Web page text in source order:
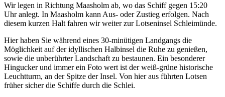
Wir legen in Richtung Maasholm ab, wo das Schiff gegen 15:20
Uhr anlegt. In Maasholm kann Aus- oder Zustieg erfolgen. Nach
diesem kurzen Halt fahren wir weiter zur Lotseninsel Schleimünde.
Hier haben Sie während eines 30-minütigen Landgangs die
Möglichkeit auf der idyllischen Halbinsel die Ruhe zu genießen,
sowie die unberührter Landschaft zu bestaunen. Ein besonderer
Hingucker und immer ein Foto wert ist der weiß-grüne historische
Leuchtturm, an der Spitze der Insel. Von hier aus führten Lotsen
früher sicher die Schiffe durch die Schlei.